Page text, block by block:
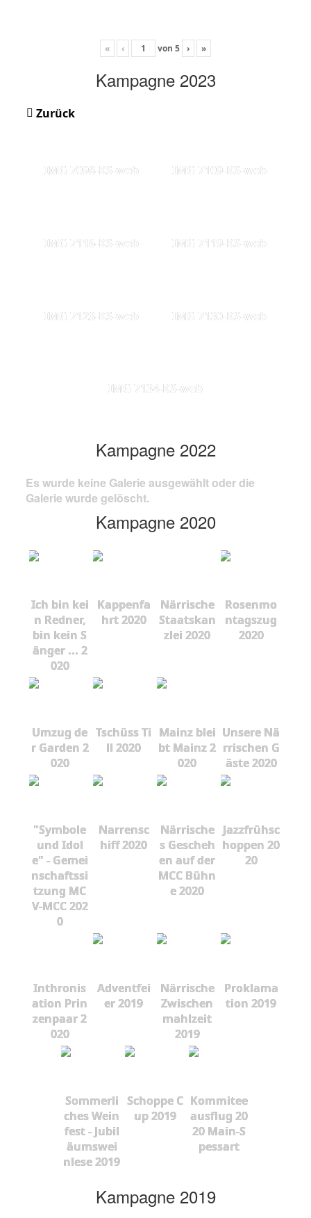
« ‹ von 5 › »
Kampagne 2023
Zurück
IMG 7098-KS-web IMG 7109-KS-web
IMG 7116-KS-web IMG 7119-KS-web
IMG 7123-KS-web IMG 7130-KS-web
IMG 7134-KS-web
Kampagne 2022
Es wurde keine Galerie ausgewählt oder die
Galerie wurde gelöscht.
Kampagne 2020
Ich bin kei
n Redner,
bin kein S
änger ... 2
020
Kappenfa
hrt 2020
Närrische
Staatskan
zlei 2020
Rosenmo
ntagszug
2020
Umzug de
r Garden 2
020
Tschüss Ti
ll 2020
Mainz blei
bt Mainz 2
020
Unsere Nä
rrischen G
äste 2020
"Symbole
und Idol
e" - Gemei
nschaftssi
tzung MC
V-MCC 202
0
Narrensc
hiff 2020
Närrische
s Gescheh
en auf der
MCC Bühn
e 2020
Jazzfrühsc
hoppen 20
20
Inthronis
ation Prin
zenpaar 2
020
Adventfei
er 2019
Närrische
Zwischen
mahlzeit
2019
Proklama
tion 2019
Sommerli
ches Wein
fest - Jubil
äumswei
nlese 2019
Schoppe C
up 2019
Kommitee
ausflug 20
20 Main-S
pessart
Kampagne 2019